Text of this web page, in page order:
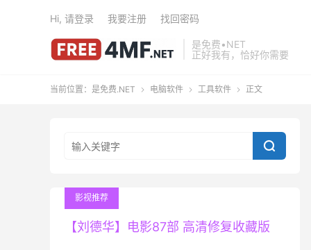
是免费•NET
正好我有，恰好你需要
Hi, 请登录 我要注册 找回密码
当前位置： 是免费.NET  电脑软件  工具软件  正文

影视推荐
【刘德华】电影87部 高清修复收藏版